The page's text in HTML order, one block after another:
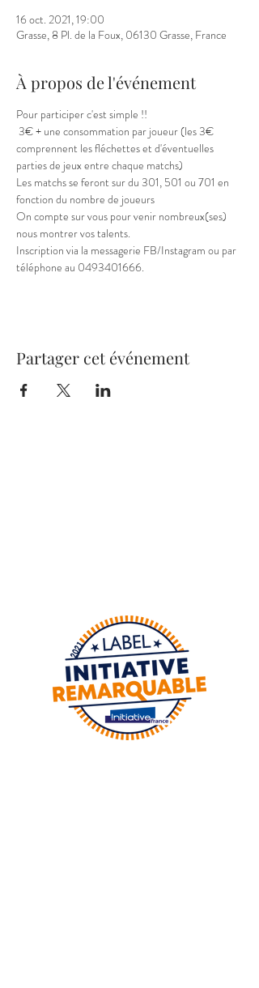
16 oct. 2021, 19:00
Grasse, 8 Pl. de la Foux, 06130 Grasse, France
À propos de l'événement
Pour participer c'est simple !!
3€ + une consommation par joueur (les 3€
comprennent les fléchettes et d'éventuelles
parties de jeux entre chaque matchs)
Les matchs se feront sur du 301, 501 ou 701 en
fonction du nombre de joueurs
On compte sur vous pour venir nombreux(ses)
nous montrer vos talents.
Inscription via la messagerie FB/Instagram ou par
téléphone au 0493401666.
Partager cet événement